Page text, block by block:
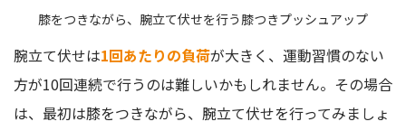
膝をつきながら、腕立て伏せを行う膝つきプッシュアップ
腕立て伏せは1回あたりの負荷が大きく、運動習慣のない
方が10回連続で行うのは難しいかもしれません。その場合
は、最初は膝をつきながら、腕立て伏せを行ってみましょ